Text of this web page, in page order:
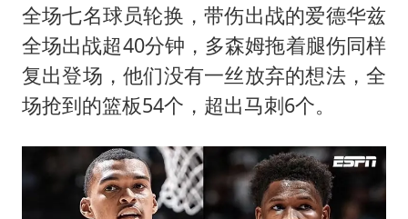
全场七名球员轮换，带伤出战的爱德华兹
全场出战超40分钟，多森姆拖着腿伤同样
复出登场，他们没有一丝放弃的想法，全
场抢到的篮板54个，超出马刺6个。